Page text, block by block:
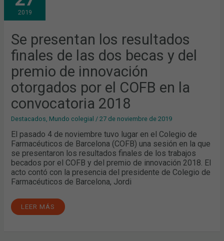
2019
Se presentan los resultados
finales de las dos becas y del
premio de innovación
otorgados por el COFB en la
convocatoria 2018
Destacados Mundo colegial /27 de noviembre de 2019
El pasado 4 de noviembre tuvo lugar en el Colegio de
Farmacéuticos de Barcelona (COFB) una sesión en la que
se presentaron los resultados finales de los trabajos
becados por el COFB y del premio de innovación 2018. El
acto contó con la presencia del presidente de Colegio de
Farmacéuticos de Barcelona, Jordi
FINALES
DE
LAS
Y
DEL
PREMIO
DE
INNOVACIÓN
OTORGADOS
POR
EL
COFB
LA
2018
LEER MÁS